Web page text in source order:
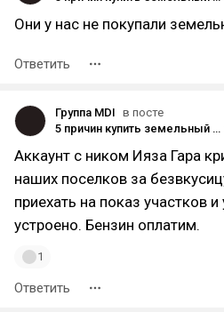
Они у нас не покупали
Ответить
Группа MDI в посте
5 причин купить земельный участок вместо готового дома: разбираем кейс клиента
Аккаунт с ником Ияза Гара
наших поселков за
приехать на показ участков
устроено. Бензин оплатим.
1
Ответить